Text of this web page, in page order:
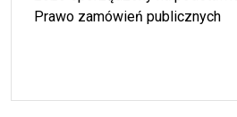
Prawo zamówień publicznych